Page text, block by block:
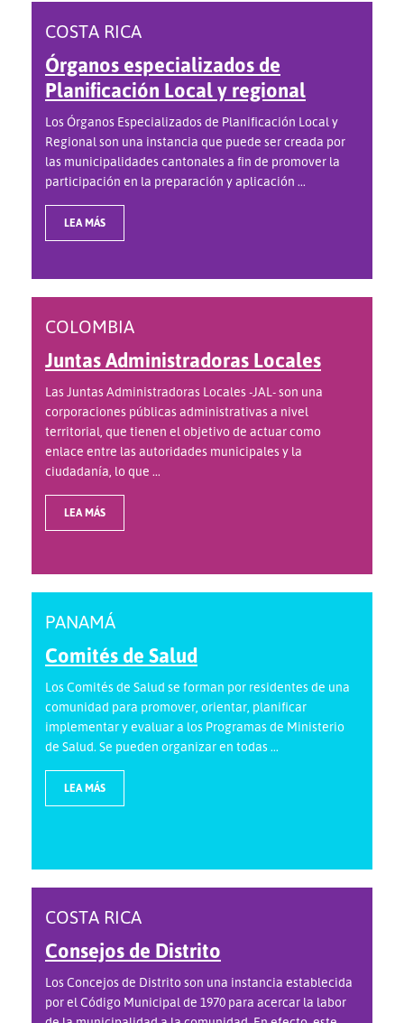
COSTA RICA
Órganos especializados de
Planificación Local y regional
Los Órganos Especializados de Planificación Local y
Regional son una instancia que puede ser creada por
las municipalidades cantonales a fin de promover la
participación en la preparación y aplicación ...
LEA MÁS
COLOMBIA
Juntas Administradoras Locales
Las Juntas Administradoras Locales -JAL- son una
corporaciones públicas administrativas a nivel
territorial, que tienen el objetivo de actuar como
enlace entre las autoridades municipales y la
ciudadanía, lo que ...
LEA MÁS
PANAMÁ
Comités de Salud
Los Comités de Salud se forman por residentes de una
comunidad para promover, orientar, planificar
implementar y evaluar a los Programas de Ministerio
de Salud. Se pueden organizar en todas ...
LEA MÁS
COSTA RICA
Consejos de Distrito
Los Concejos de Distrito son una instancia establecida
por el Código Municipal de 1970 para acercar la labor